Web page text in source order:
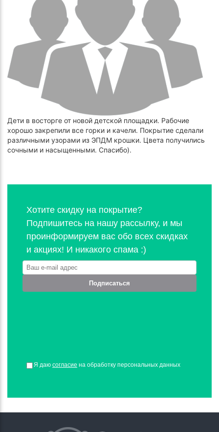
Дети в восторге от новой детской площадки. Рабочие
хорошо закрепили все горки и качели. Покрытие сделали
различными узорами из ЭПДМ крошки. Цвета получились
сочными и насыщенными. Спасибо).
Хотите скидку на покрытие?
Подпишитесь на нашу рассылку, и мы
проинформируем вас обо всех скидках
и акциях! И никакого спама :)
Подписаться
Я даю согласие на обработку персональных данных